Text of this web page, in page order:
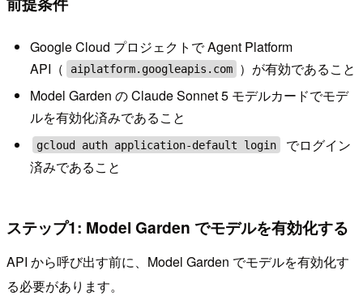
Google Cloud プロジェクトで Agent Platform
API（
aiplatform.googleapis.com
）が有効であること
Model Garden の Claude Sonnet 5 モデルカードでモデ
ルを有効化済みであること
gcloud auth application-default login
でログイン
済みであること
ステップ1: Model Garden でモデルを有効化する
API から呼び出す前に、Model Garden でモデルを有効化す
る必要があります。